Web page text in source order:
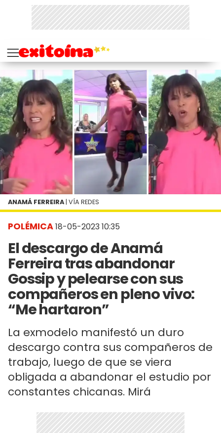
POLÉMICA18-05-2023 10:35
El descargo de Anamá
Ferreira tras abandonar
Gossip y pelearse con sus
compañeros en pleno vivo:
“Me hartaron”
La exmodelo manifestó un duro
descargo contra sus compañeros de
trabajo, luego de que se viera
obligada a abandonar el estudio por
constantes chicanas. Mirá
ANAMÁ FERREIRA | VÍA REDES